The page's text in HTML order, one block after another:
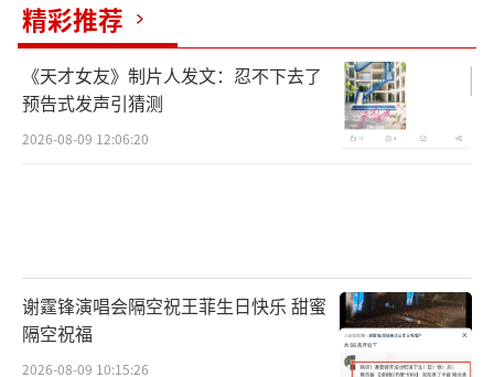
精彩推荐
《天才女友》制片人发文：忍不下去了
预告式发声引猜测
2026-08-09 12:06:20
谢霆锋演唱会隔空祝王菲生日快乐 甜蜜
隔空祝福
2026-08-09 10:15:26